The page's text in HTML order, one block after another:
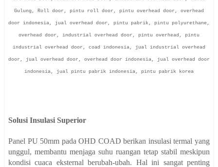
Gulung, Roll door, pintu roll door, pintu overhead door, overhead
door indonesia, jual overhead door, pintu pabrik, pintu polyurethane,
overhead door, industrial overhead door, pintu overhead, pintu
industrial overhead door, coad indonesia, jual industrial overhead
door, jual overhead door, overhead door indonesia, jual overhead door
indonesia, jual pintu pabrik indonesia, pintu pabrik korea
Solusi Insulasi Superior
Panel PU 50mm pada OHD COAD berikan insulasi termal yang
unggul, membantu menjaga suhu ruangan tetap stabil meskipun
kondisi cuaca eksternal berubah-ubah. Hal ini sangat penting